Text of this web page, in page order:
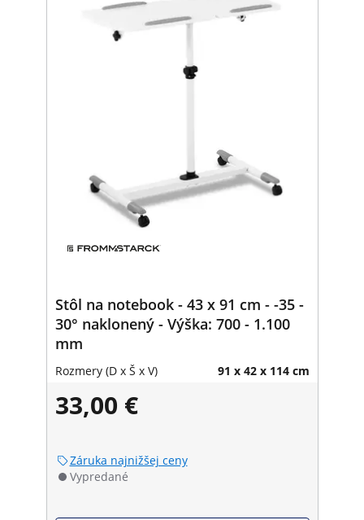
Stôl na notebook - 43 x 91 cm - -35 -
30° naklonený - Výška: 700 - 1.100
mm
Rozmery (D x Š x V) 91 x 42 x 114 cm
33,00 €
Záruka najnižšej ceny
Vypredané